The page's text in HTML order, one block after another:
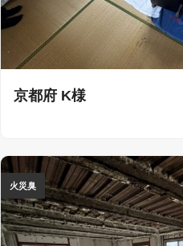
京都府 K様
火災臭